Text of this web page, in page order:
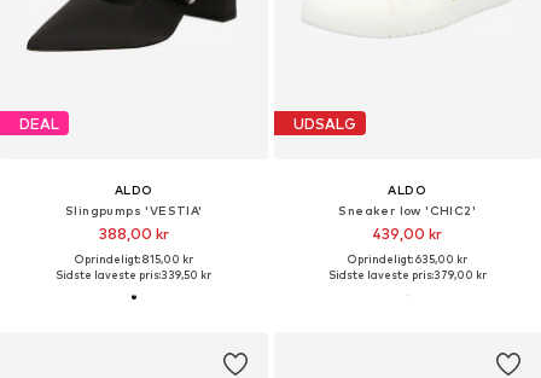
DEAL
ALDO
Slingpumps 'VESTIA'
388,00 kr
Oprindeligt: 815,00 kr
Sidste laveste pris:339,50 kr
UDSALG
ALDO
Sneaker low 'CHIC2'
439,00 kr
Oprindeligt: 635,00 kr
Sidste laveste pris:379,00 kr